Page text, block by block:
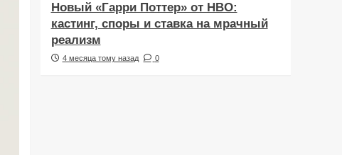
Новый «Гарри Поттер» от HBO:
кастинг, споры и ставка на мрачный
реализм
4 месяца тому назад 0